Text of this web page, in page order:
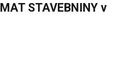
STAVEBNINY v